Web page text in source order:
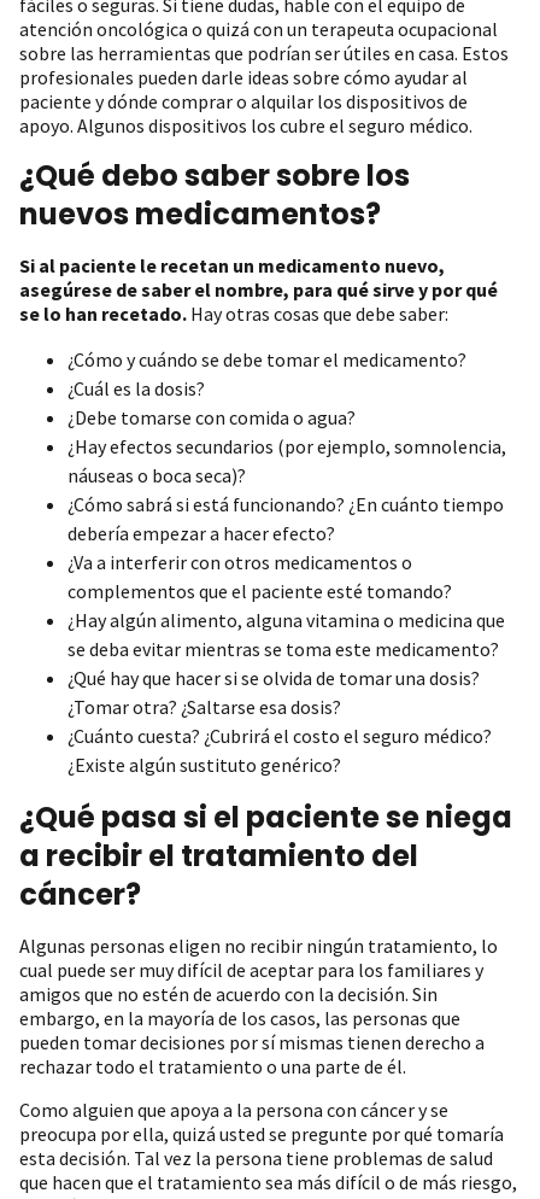
atención oncológica o quizá con un terapeuta ocupacional
sobre las herramientas que podrían ser útiles en casa. Estos
profesionales pueden darle ideas sobre cómo ayudar al
paciente y dónde comprar o alquilar los dispositivos de
apoyo. Algunos dispositivos los cubre el seguro médico.
¿Qué debo saber sobre los
nuevos medicamentos?
Si al paciente le recetan un medicamento nuevo,
asegúrese de saber el nombre, para qué sirve y por qué
se lo han recetado. Hay otras cosas que debe saber:
¿Cómo y cuándo se debe tomar el medicamento?
¿Cuál es la dosis?
¿Debe tomarse con comida o agua?
¿Hay efectos secundarios (por ejemplo, somnolencia,
náuseas o boca seca)?
¿Cómo sabrá si está funcionando? ¿En cuánto tiempo
debería empezar a hacer efecto?
¿Va a interferir con otros medicamentos o
complementos que el paciente esté tomando?
¿Hay algún alimento, alguna vitamina o medicina que
se deba evitar mientras se toma este medicamento?
¿Qué hay que hacer si se olvida de tomar una dosis?
¿Tomar otra? ¿Saltarse esa dosis?
¿Cuánto cuesta? ¿Cubrirá el costo el seguro médico?
¿Existe algún sustituto genérico?
¿Qué pasa si el paciente se niega
a recibir el tratamiento del
cáncer?
Algunas personas eligen no recibir ningún tratamiento, lo
cual puede ser muy difícil de aceptar para los familiares y
amigos que no estén de acuerdo con la decisión. Sin
embargo, en la mayoría de los casos, las personas que
pueden tomar decisiones por sí mismas tienen derecho a
rechazar todo el tratamiento o una parte de él.
Como alguien que apoya a la persona con cáncer y se
preocupa por ella, quizá usted se pregunte por qué tomaría
esta decisión. Tal vez la persona tiene problemas de salud
que hacen que el tratamiento sea más difícil o de más riesgo,